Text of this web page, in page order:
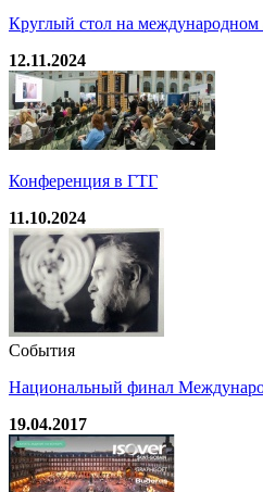
Круглый стол на международном
12.11.2024
Конференция в ГТГ
11.10.2024
События
Национальный финал
19.04.2017